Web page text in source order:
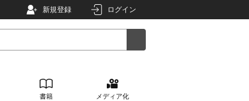
新規登録 ログイン
書籍 メディア化